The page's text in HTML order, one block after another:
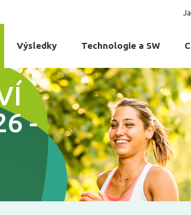
Výsledky Technologie a SW
-